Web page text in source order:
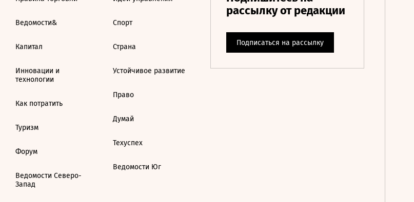
Ведомости&
Капитал
Инновации и
технологии
Как потратить
Туризм
Форум
Ведомости Северо-
Запад
Спорт
Страна
Устойчивое развитие
Право
Думай
Техуспех
Ведомости Юг